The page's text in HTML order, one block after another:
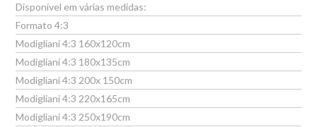
Disponível em várias medidas:
Formato 4:3
Modigliani 4:3 160x120cm
Modigliani 4:3 180x135cm
Modigliani 4:3 200x 150cm
Modigliani 4:3 220x165cm
Modigliani 4:3 250x190cm